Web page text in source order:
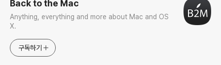
Back to the Mac
Anything, everything and more about Mac and OS
X.
구독하기